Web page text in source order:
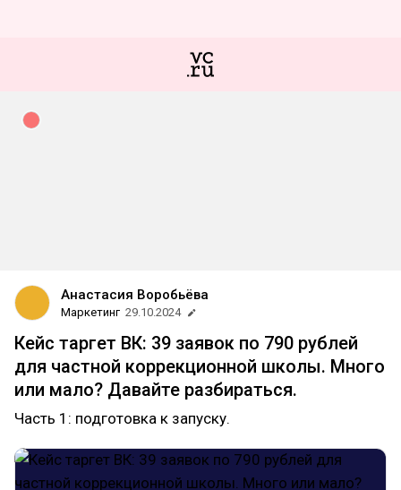
Анастасия Воробьёва
Маркетинг 29.10.2024
Кейс таргет ВК: 39 заявок по 790 рублей
для частной коррекционной школы. Много
или мало? Давайте разбираться.
Часть 1: подготовка к запуску.